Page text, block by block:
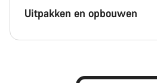
Uitpakken en opbouwen